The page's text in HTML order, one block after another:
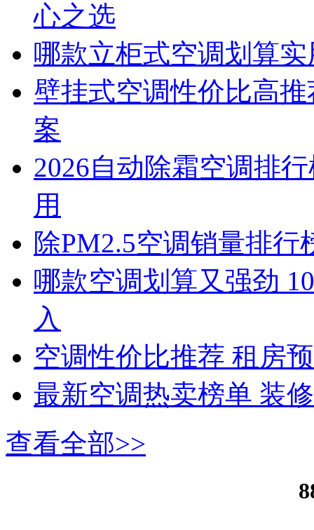
心之选
哪款立柜式空调划算
壁挂式空调性价比高
案
2026自动除霜空调排
用
除PM2.5空调销量排
哪款空调划算又强劲
入
空调性价比推荐 租房
最新空调热卖榜单 装
查看全部>>